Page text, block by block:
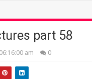
part 58
am 0